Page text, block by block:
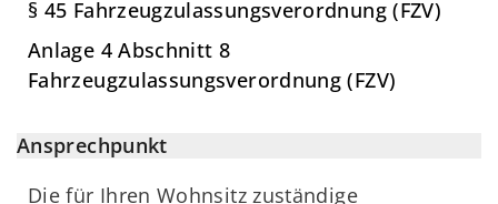
§ 45 Fahrzeugzulassungsverordnung (FZV)
Anlage 4 Abschnitt 8
Fahrzeugzulassungsverordnung (FZV)
Ansprechpunkt
Die für Ihren Wohnsitz zuständige